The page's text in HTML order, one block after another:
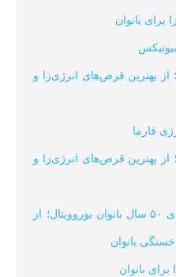
بانوان
بهترین قرص‌های انرژی‌زا و
فارما
از بهترین قرص‌های انرژی‌زا و
قرص a-z مولتی ویتامین بالای ۵۰ سال بانوان یوروویتال؛ از
بانوان
بانوان